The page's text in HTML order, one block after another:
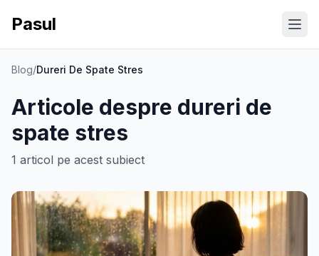
Pasul
Blog/Dureri De Spate Stres
Articole despre dureri de
spate stres
1 articol pe acest subiect